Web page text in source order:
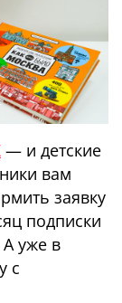
— и детские
вам
заявку
подписки
уже в
с